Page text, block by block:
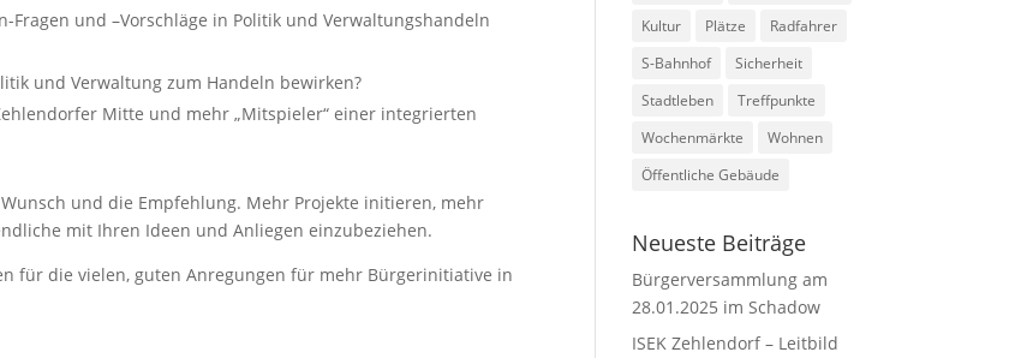
Fragen und –Vorschläge in Politik und Verwaltungshandeln
und Verwaltung zum Handeln bewirken?
Mitte und mehr „Mitspieler“ einer integrierten
und die Empfehlung. Mehr Projekte initieren, mehr
mit Ihren Ideen und Anliegen einzubeziehen.
für die vielen, guten Anregungen für mehr Bürgerinitiative in
Kultur
Plätze
Radfahrer
S-Bahnhof
Sicherheit
Stadtleben
Treffpunkte
Wochenmärkte
Wohnen
Öffentliche Gebäude
Neueste Beiträge
Bürgerversammlung am
28.01.2025 im Schadow
ISEK Zehlendorf – Leitbild